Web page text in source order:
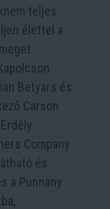
teljes
élettel a
Betyars és
Carson
Company
és
a Punnany